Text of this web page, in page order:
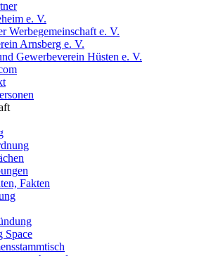
e. V.
Werbegemeinschaft e. V.
Arnsberg e. V.
Gewerbeverein Hüsten e. V.
Fakten
Space